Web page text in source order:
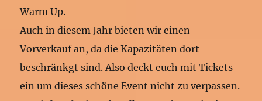
Warm Up.
Auch in diesem Jahr bieten wir einen
Vorverkauf an, da die Kapazitäten dort
beschränkgt sind. Also deckt euch mit Tickets
ein um dieses schöne Event nicht zu verpassen.